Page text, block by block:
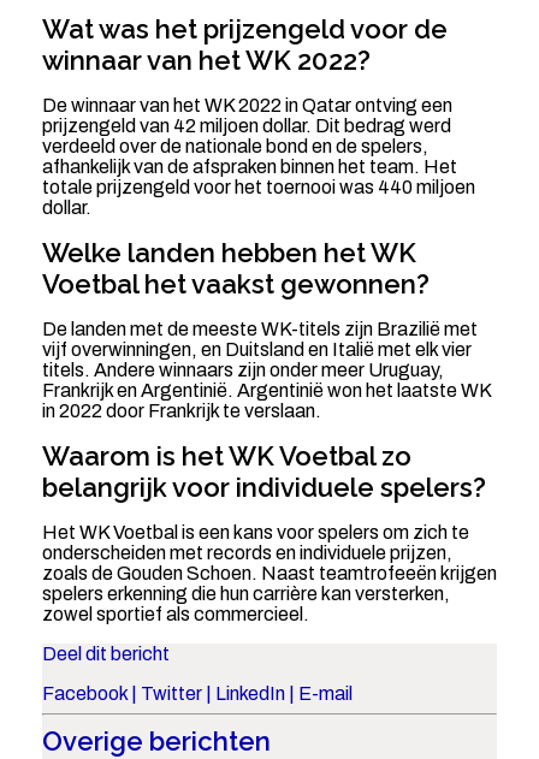
Wat was het prijzengeld voor de
winnaar van het WK 2022?
De winnaar van het WK 2022 in Qatar ontving een
prijzengeld van 42 miljoen dollar. Dit bedrag werd
verdeeld over de nationale bond en de spelers,
afhankelijk van de afspraken binnen het team. Het
totale prijzengeld voor het toernooi was 440 miljoen
dollar.
Welke landen hebben het WK
Voetbal het vaakst gewonnen?
De landen met de meeste WK-titels zijn Brazilië met
vijf overwinningen, en Duitsland en Italië met elk vier
titels. Andere winnaars zijn onder meer Uruguay,
Frankrijk en Argentinië. Argentinië won het laatste WK
in 2022 door Frankrijk te verslaan.
Waarom is het WK Voetbal zo
belangrijk voor individuele spelers?
Het WK Voetbal is een kans voor spelers om zich te
onderscheiden met records en individuele prijzen,
zoals de Gouden Schoen. Naast teamtrofeeën krijgen
spelers erkenning die hun carrière kan versterken,
zowel sportief als commercieel.
Deel dit bericht
Facebook| Twitter| LinkedIn| E-mail
Overige berichten